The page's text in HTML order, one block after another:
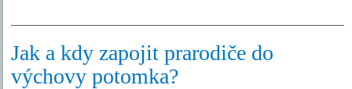
Jak a kdy zapojit prarodiče do
výchovy potomka?